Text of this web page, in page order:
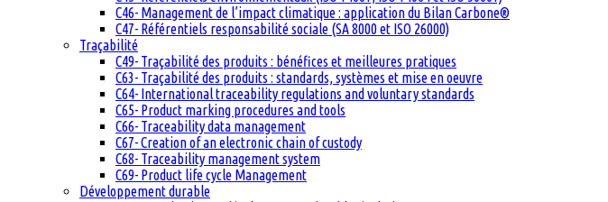
C46- Management de l’impact climatique : application du Bilan Carbone®
C47- Référentiels responsabilité sociale (SA 8000 et ISO 26000)
Traçabilité
C49- Traçabilité des produits : bénéfices et meilleures pratiques
C63- Traçabilité des produits : standards, systèmes et mise en oeuvre
C64- International traceability regulations and voluntary standards
C65- Product marking procedures and tools
C66- Traceability data management
C67- Creation of an electronic chain of custody
C68- Traceability management system
C69- Product life cycle Management
Développement durable